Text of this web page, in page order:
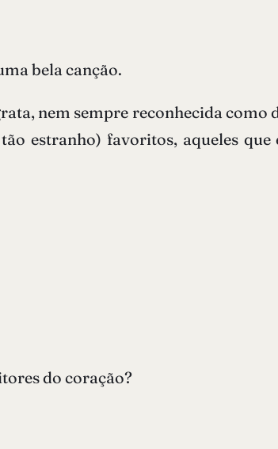
bela canção.
nem sempre reconhecida como
estranho) favoritos, aqueles
do coração?